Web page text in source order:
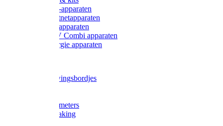
9V Batterij-apparaten
230V Lichtnetapparaten
12V Accu-apparaten
230V / 12V Combi apparaten
Zonne-energie apparaten
Waarschuwingsbordjes
Wegers en meters
Video bewaking